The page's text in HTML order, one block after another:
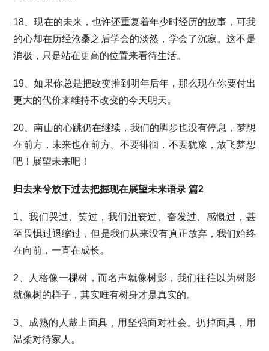
18、现在的未来，也许还重复着年少时经历的故事，可我
的心却在历经沧桑之后学会的淡然，学会了沉寂。这不是
消极，只是站在更高的位置来看待生活。
19、如果你总是把改变推到明年后年，那么现在你要付出
更大的代价来维持不改变的今天明天。
20、南山的心跳仍在继续，我们的脚步也没有停息，梦想
在前方，未来也在前方。不要徘徊，不要犹豫，放飞梦想
吧！展望未来吧！
归去来兮放下过去把握现在展望未来语录 篇2
1、我们哭过、笑过，我们沮丧过、奋发过、感慨过，甚
至畏惧过退缩过，但是我们从来没有真正放弃，我们始终
在向前，一直在成长。
2、人格像一棵树，而名声就像树影，我们往往以为树影
就像树的样子，其实唯有树身才是真实的。
3、成熟的人戴上面具，用坚强面对社会。扔掉面具，用
温柔对待家人。